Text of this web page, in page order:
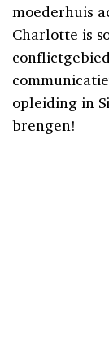
moederhuis
Charlotte is
opleiding in
brengen!